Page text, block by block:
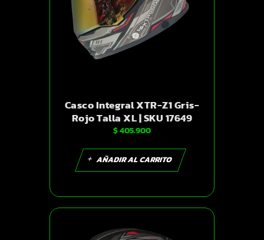
Casco Integral XTR-Z1 Gris-
Rojo Talla XL | SKU 17649
$ 405.900
AÑADIR AL CARRITO